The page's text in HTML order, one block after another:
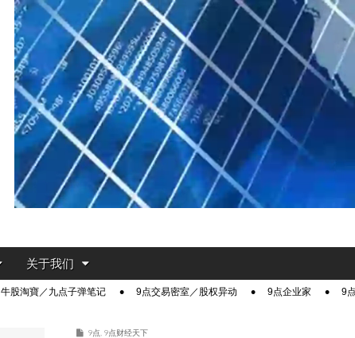
关于我们
牛股淘寶／九点子弹笔记 9点交易密室／股权异动 9点企业家 9
9点 9点财经天下